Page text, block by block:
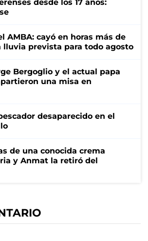
desde los 17 años:
AMBA: cayó en horas más de
lluvia prevista para todo agosto
Bergoglio y el actual papa
una misa en
desaparecido en el
de una conocida crema
y Anmat la retiró del